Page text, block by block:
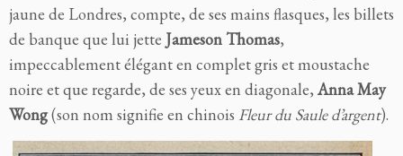
jaune de Londres, compte, de ses mains flasques, les billets
de banque que lui jette Jameson Thomas,
impeccablement élégant en complet gris et moustache
noire et que regarde, de ses yeux en diagonale,Anna May
Wong(son nom signifie en chinois Fleur du Saule d’argent).